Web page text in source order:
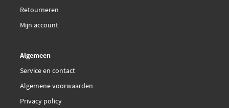
Retourneren
Mijn account
Algemeen
Service en contact
Algemene voorwaarden
Privacy policy